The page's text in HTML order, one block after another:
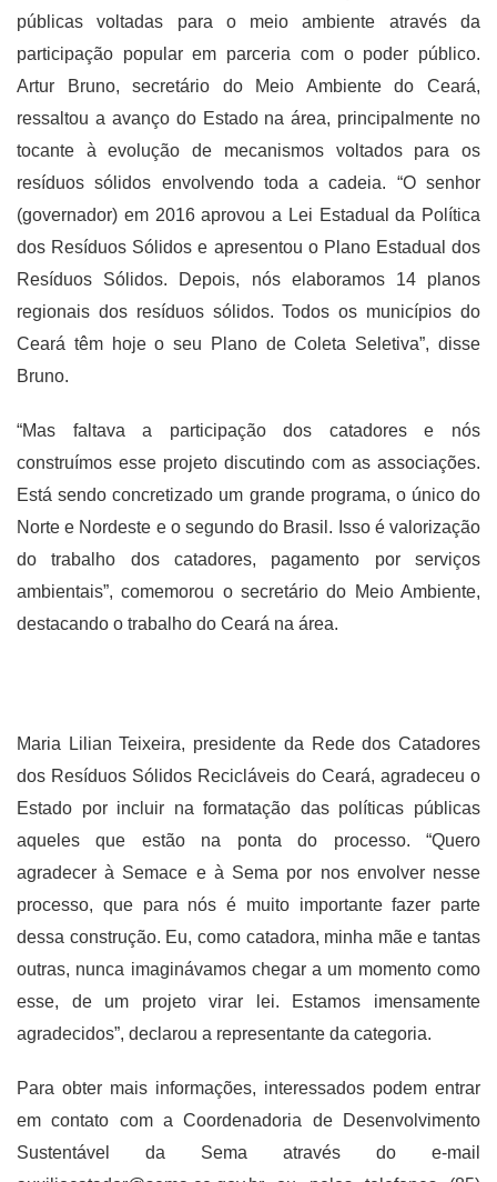
públicas voltadas para o meio ambiente através da
participação popular em parceria com o poder público.
Artur Bruno, secretário do Meio Ambiente do Ceará,
ressaltou a avanço do Estado na área, principalmente no
tocante à evolução de mecanismos voltados para os
resíduos sólidos envolvendo toda a cadeia. “O senhor
(governador) em 2016 aprovou a Lei Estadual da Política
dos Resíduos Sólidos e apresentou o Plano Estadual dos
Resíduos Sólidos. Depois, nós elaboramos 14 planos
regionais dos resíduos sólidos. Todos os municípios do
Ceará têm hoje o seu Plano de Coleta Seletiva”, disse
Bruno.
“Mas faltava a participação dos catadores e nós
construímos esse projeto discutindo com as associações.
Está sendo concretizado um grande programa, o único do
Norte e Nordeste e o segundo do Brasil. Isso é valorização
do trabalho dos catadores, pagamento por serviços
ambientais”, comemorou o secretário do Meio Ambiente,
destacando o trabalho do Ceará na área.
Maria Lilian Teixeira, presidente da Rede dos Catadores
dos Resíduos Sólidos Recicláveis do Ceará, agradeceu o
Estado por incluir na formatação das políticas públicas
aqueles que estão na ponta do processo. “Quero
agradecer à Semace e à Sema por nos envolver nesse
processo, que para nós é muito importante fazer parte
dessa construção. Eu, como catadora, minha mãe e tantas
outras, nunca imaginávamos chegar a um momento como
esse, de um projeto virar lei. Estamos imensamente
agradecidos”, declarou a representante da categoria.
Para obter mais informações, interessados podem entrar
em contato com a Coordenadoria de Desenvolvimento
Sustentável da Sema através do e-mail